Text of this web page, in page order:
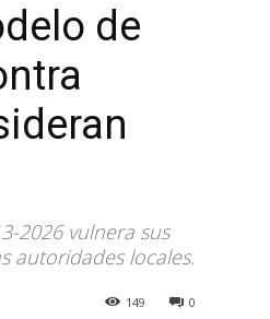
de
2026 vulnera sus
autoridades locales.
0
149